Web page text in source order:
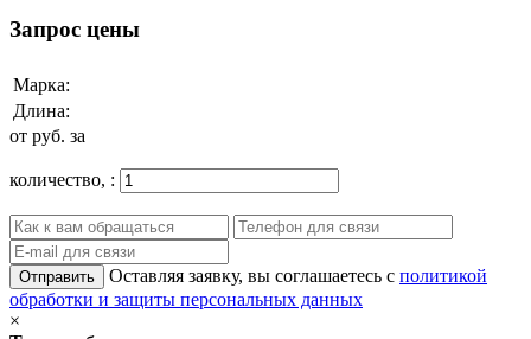
Запрос цены
Марка:
Длина:
от руб. за
количество, :
Отправить Оставляя заявку, вы соглашаетесь с политикой
обработки и защиты персональных данных
×